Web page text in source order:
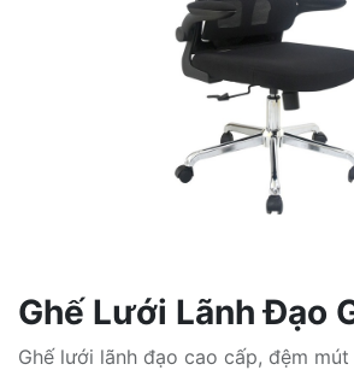
Ghế Lưới Lãnh Đạo
Ghế lưới lãnh đạo cao cấp, đệm